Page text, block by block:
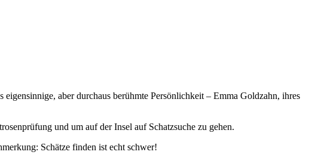
aber durchaus berühmte Persönlichkeit – Emma Goldzahn, ihres
und um auf der Insel auf Schatzsuche zu gehen.
Schätze finden ist echt schwer!